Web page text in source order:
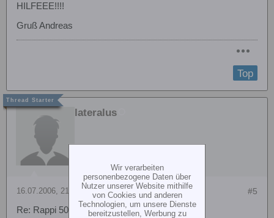
HILFEEE!!!!
Gruß Andreas
Top
lateralus
#5
16.07.2006, 21:48
Re: Rappi 50 - Heckrotorproblem
Wir verarbeiten
personenbezogene Daten über
Nutzer unserer Website mithilfe
von Cookies und anderen
Technologien, um unsere Dienste
bereitzustellen, Werbung zu